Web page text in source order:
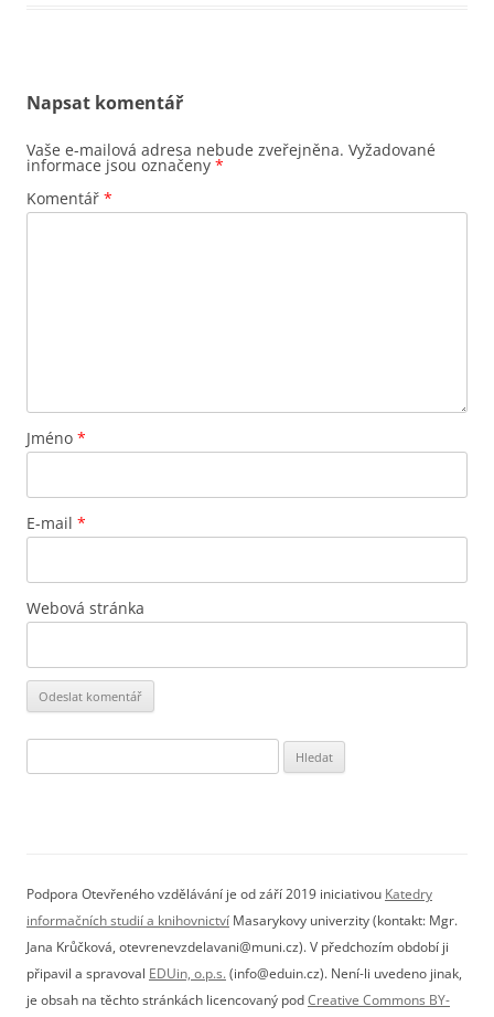
Napsat komentář
Vaše e-mailová adresa nebude zveřejněna. Vyžadované
informace jsou označeny *
Komentář *
Jméno *
E-mail *
Webová stránka
Podpora Otevřeného vzdělávání je od září 2019 iniciativou Katedry
informačních studií a knihovnictví Masarykovy univerzity (kontakt: Mgr.
Jana Krůčková, otevrenevzdelavani@muni.cz). V předchozím období ji
připavil a spravoval EDUin, o.p.s. (info@eduin.cz). Není-li uvedeno jinak,
je obsah na těchto stránkách licencovaný podCreative Commons BY-